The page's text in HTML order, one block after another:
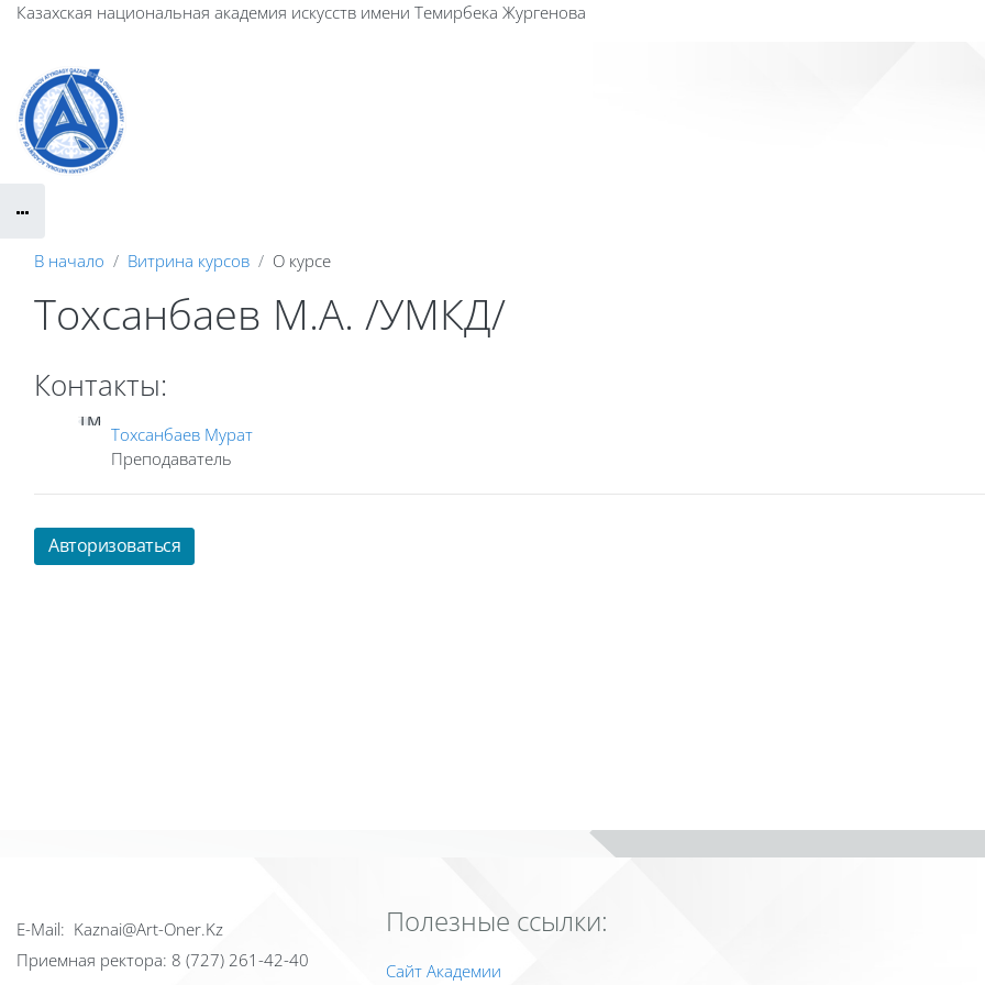
Перейти к основному содержанию
Казахская национальная академия искусств имени Темирбека Жургенова
В начало Витрина курсов О курсе
Тохсанбаев М.А. /УМКД/
Контакты:
ТМ
Тохсанбаев Мурат
Преподаватель
Авторизоваться
Е-Mail: Kaznai@Art-Oner.Kz
Приемная ректора: 8 (727) 261-42-40
Полезные ссылки:
Сайт Академии